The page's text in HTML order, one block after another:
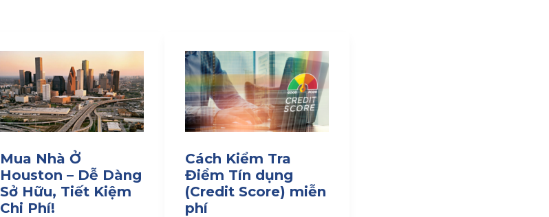
Mua Nhà Ở
Houston – Dễ Dàng
Sở Hữu, Tiết Kiệm
Chi Phí!
Cách Kiểm Tra
Điểm Tín dụng
(Credit Score) miễn
phí